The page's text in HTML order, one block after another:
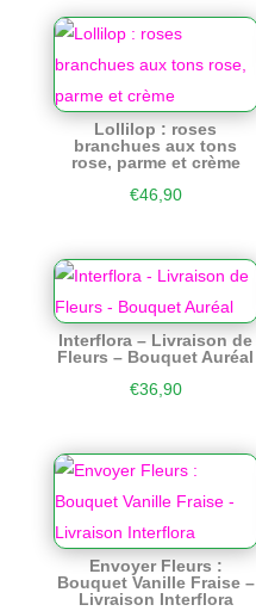
Lollilop : roses
branchues aux tons
rose, parme et crème
€46,90
Interflora – Livraison de
Fleurs – Bouquet Auréal
€36,90
Envoyer Fleurs :
Bouquet Vanille Fraise –
Livraison Interflora